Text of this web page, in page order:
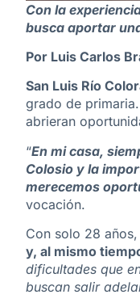
Con la
busca aportar
Por Luis Carlos
San Luis Río
grado de
abrieran
“En mi casa,
Colosio y la
merecemos
vocación.
Con solo 28
y, al mismo
dificultades que
buscan salir